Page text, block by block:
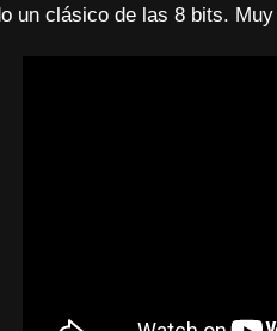
un clásico de las 8 bits.